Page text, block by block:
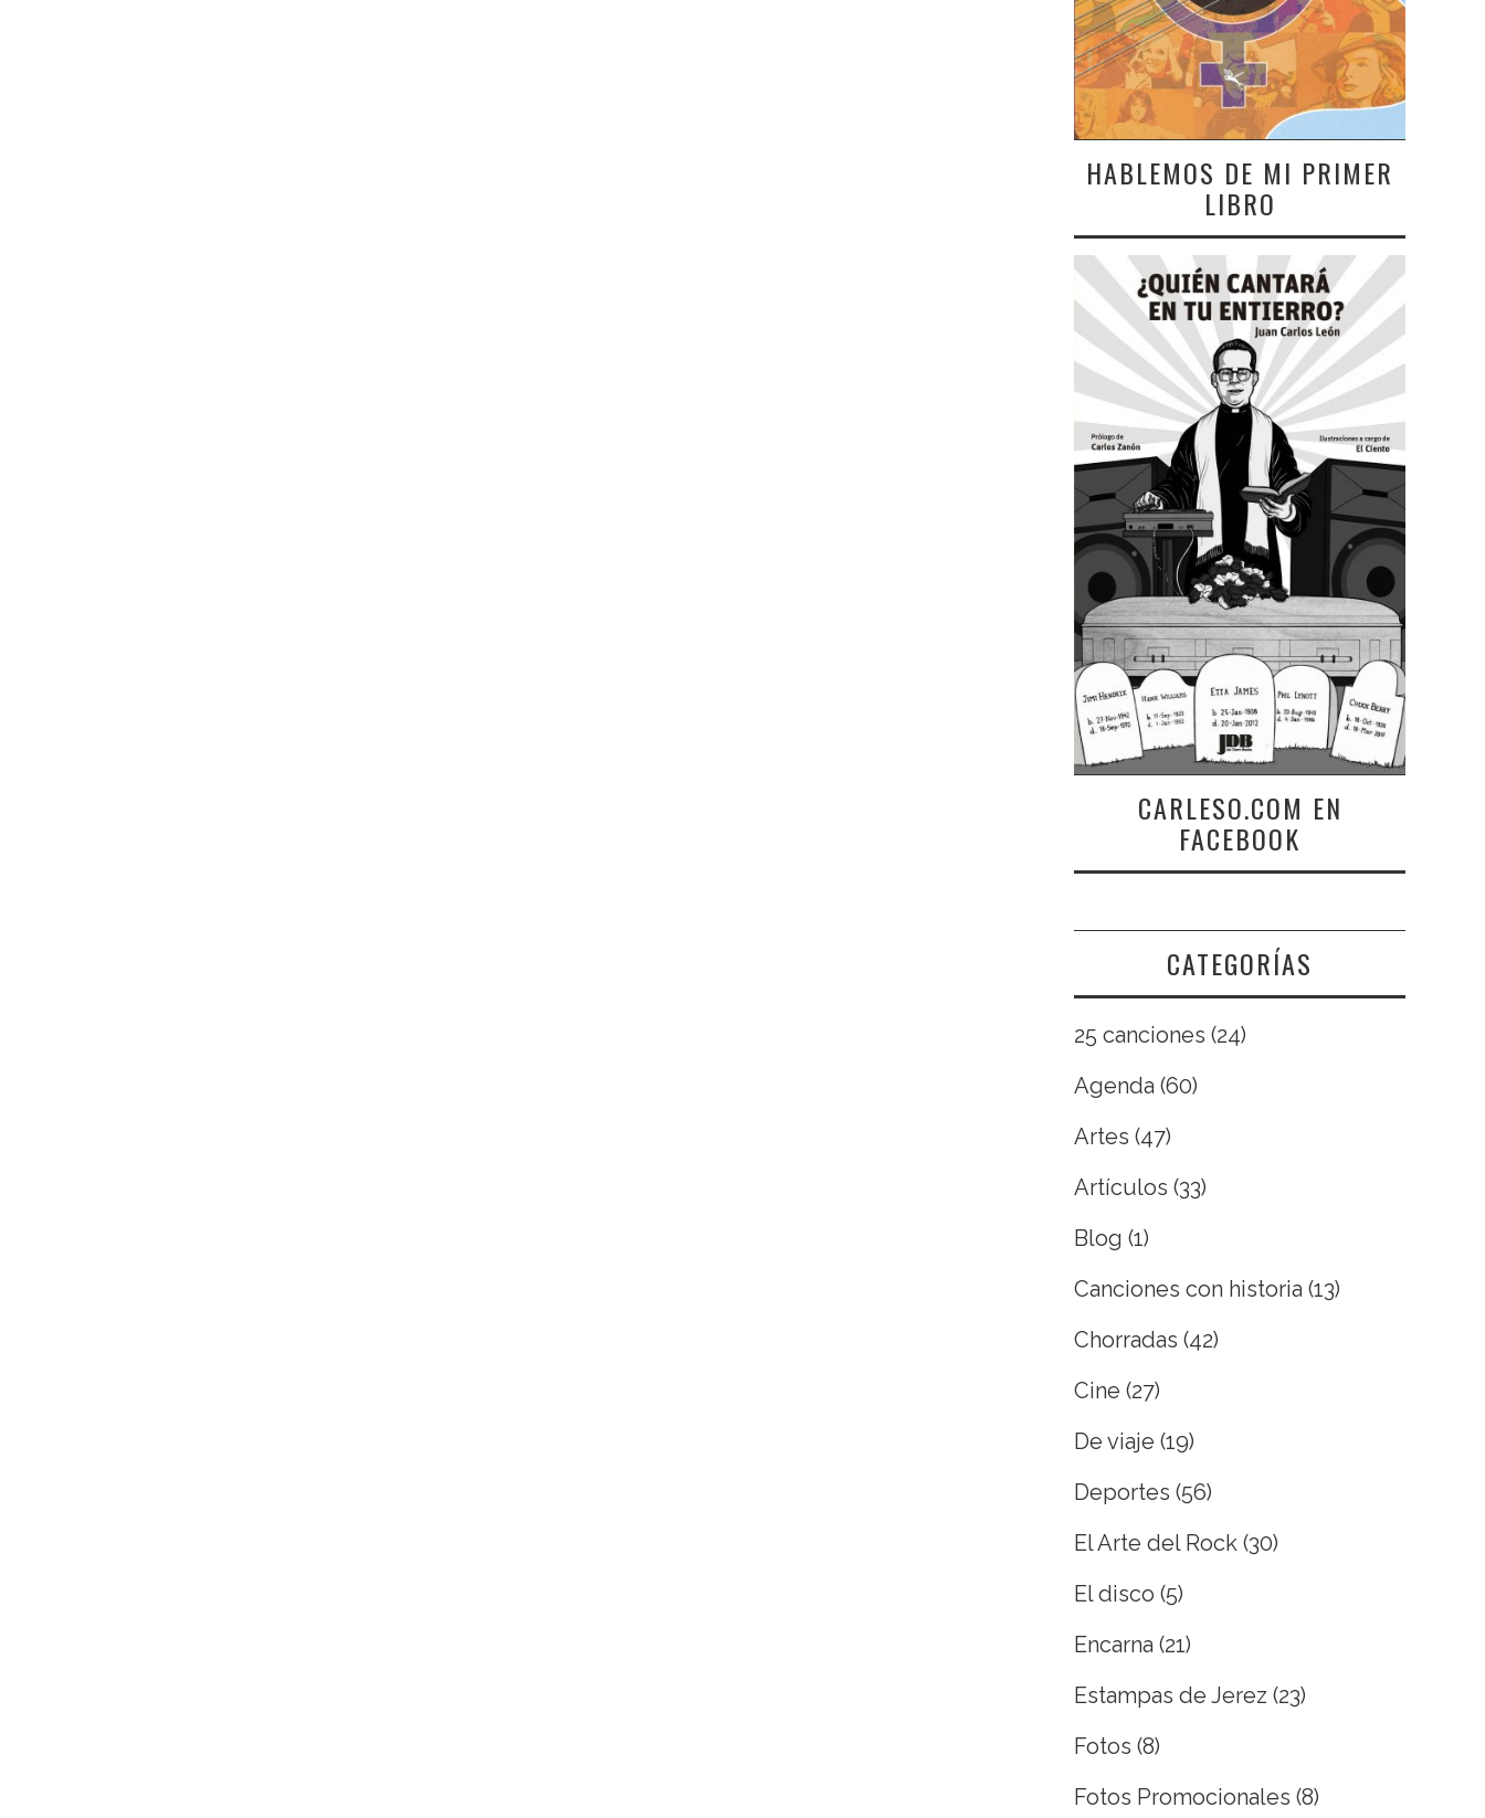
HABLEMOS DE MI PRIMER
LIBRO
CARLESO.COM EN
FACEBOOK
CATEGORÍAS
25 canciones (24)
Agenda (60)
Artes (47)
Artículos (33)
Blog (1)
Canciones con historia (13)
Chorradas (42)
Cine (27)
De viaje (19)
Deportes (56)
El Arte del Rock (30)
El disco (5)
Encarna (21)
Estampas de Jerez (23)
Fotos (8)
Fotos Promocionales (8)